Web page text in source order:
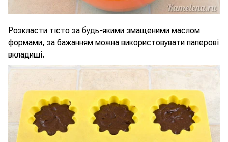
Розкласти тісто за будь-якими змащеними маслом
формами, за бажанням можна використовувати паперові
вкладиші.